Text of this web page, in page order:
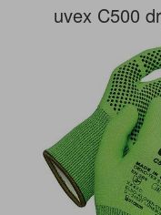
uvex C500